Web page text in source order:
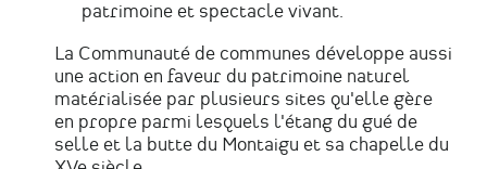
patrimoine et spectacle vivant.
La Communauté de communes développe aussi
une action en faveur du patrimoine naturel
matérialisée par plusieurs sites qu'elle gère
en propre parmi lesquels l'étang du gué de
selle et la butte du Montaigu et sa chapelle du